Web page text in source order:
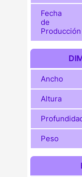
Fecha
de
Producción
Ancho
Altura
Peso